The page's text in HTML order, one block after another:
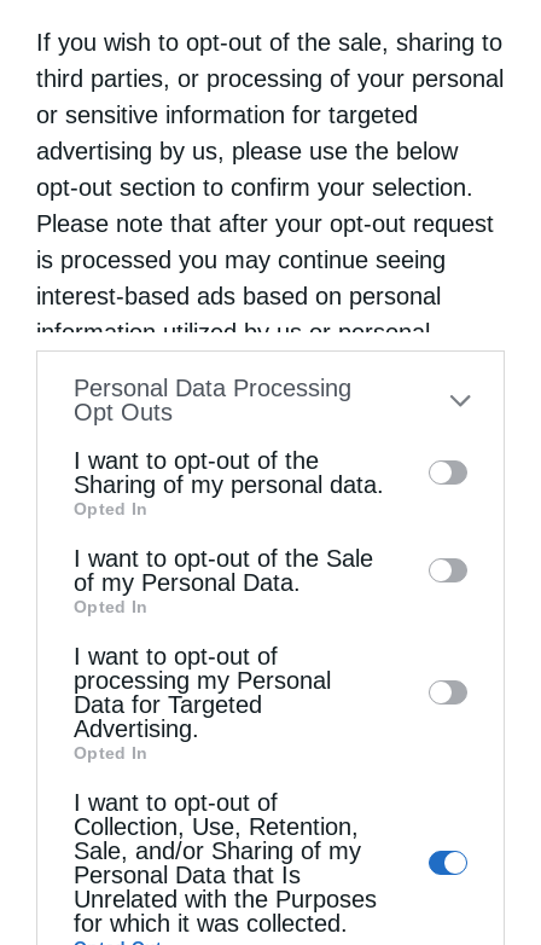
If you wish to opt-out of the sale, sharing to
third parties, or processing of your personal
or sensitive information for targeted
advertising by us, please use the below
opt-out section to confirm your selection.
Please note that after your opt-out request
is processed you may continue seeing
interest-based ads based on personal
information utilized by us or personal
to your opt-out. You may separately opt-out
information by third parties on the IAB’s list
of downstream participants. This
information may also be disclosed by us to
third parties on theIAB’s List of
Downstream Participants
disclose it to other third parties.
Personal Data Processing
Opt Outs
I want to opt-out of the
Sharing of my personal data.
Opted In
I want to opt-out of the Sale
of my Personal Data.
Opted In
I want to opt-out of
processing my Personal
Data for Targeted
Advertising.
Opted In
I want to opt-out of
Collection, Use, Retention,
Sale, and/or Sharing of my
Personal Data that Is
Unrelated with the Purposes
for which it was collected.
Τελευταία άρθρα
Η LEROY MERLIN στηρίζει τον Ελληνικό Ερυθρό
Σταυρό με δωρεά επιχειρησιακού εξοπλισμού για
την αντιμετώπιση των καταστροφικών
πυρκαγιών
Η “Κιβωτός της Ορθοδοξίας” σε όλα τα περίπτερα